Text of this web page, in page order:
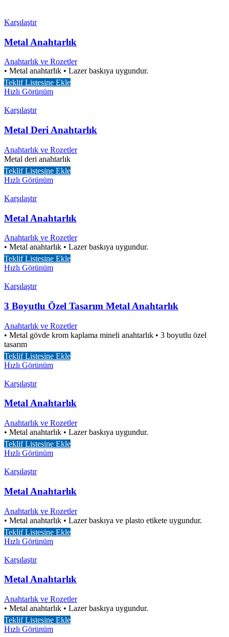
Karşılaştır
Metal Anahtarlık
Anahtarlık ve Rozetler
• Metal anahtarlık • Lazer baskıya uygundur.
Teklif Listesine Ekle
Hızlı Görünüm
Karşılaştır
Metal Deri Anahtarlık
Anahtarlık ve Rozetler
Metal deri anahtarlık
Teklif Listesine Ekle
Hızlı Görünüm
Karşılaştır
Metal Anahtarlık
Anahtarlık ve Rozetler
• Metal anahtarlık • Lazer baskıya uygundur.
Teklif Listesine Ekle
Hızlı Görünüm
Karşılaştır
3 Boyutlu Özel Tasarım Metal Anahtarlık
Anahtarlık ve Rozetler
• Metal gövde krom kaplama mineli anahtarlık • 3 boyutlu özel
tasarım
Teklif Listesine Ekle
Hızlı Görünüm
Karşılaştır
Metal Anahtarlık
Anahtarlık ve Rozetler
• Metal anahtarlık • Lazer baskıya uygundur.
Teklif Listesine Ekle
Hızlı Görünüm
Karşılaştır
Metal Anahtarlık
Anahtarlık ve Rozetler
• Metal anahtarlık • Lazer baskıya ve plasto etikete uygundur.
Teklif Listesine Ekle
Hızlı Görünüm
Karşılaştır
Metal Anahtarlık
Anahtarlık ve Rozetler
• Metal anahtarlık • Lazer baskıya uygundur.
Teklif Listesine Ekle
Hızlı Görünüm